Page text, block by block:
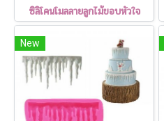
ซิลิโคนโมลลายลูกไม้ขอบหัวใจ
New